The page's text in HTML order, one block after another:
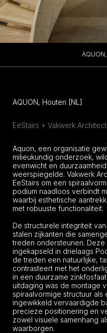
AQUON, Houten [NL]
EeStairs + Vakwerk
Aquon, een organisatie
milieukundig onderzoek,
evenwicht en
weerspiegelde. Vakwerk
EeStairs om een
podium naadloos verbindt
waarbij esthetische
met robuuste functionaliteit.
De structurele integriteit
stalen zijkanten die
treden ondersteunen.
ingekapseld in drielaags
de treden een natuurlijke,
contrasteert met het
in een duurzame
uitdaging was de montage
spiraalvormige structuur
ingewikkeld vervaardigde
precieze positionering en
zowel visuele samenhang
waarborgen.